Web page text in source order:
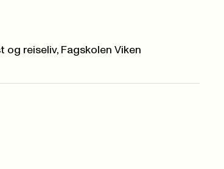
reiseliv, Fagskolen Viken